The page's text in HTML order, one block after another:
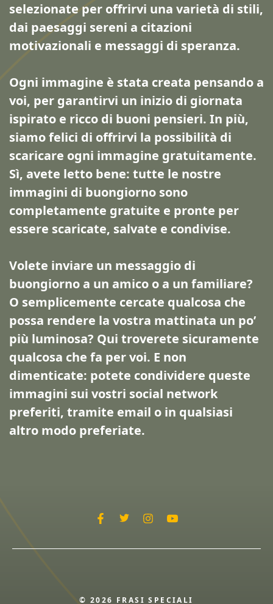
selezionate per offrirvi una varietà di stili,
dai paesaggi sereni a citazioni
motivazionali e messaggi di speranza.
Ogni immagine è stata creata pensando a
voi, per garantirvi un inizio di giornata
ispirato e ricco di buoni pensieri. In più,
siamo felici di offrirvi la possibilità di
scaricare ogni immagine gratuitamente.
Sì, avete letto bene: tutte le nostre
immagini di buongiorno sono
completamente gratuite e pronte per
essere scaricate, salvate e condivise.
Volete inviare un messaggio di
buongiorno a un amico o a un familiare?
O semplicemente cercate qualcosa che
possa rendere la vostra mattinata un po’
più luminosa? Qui troverete sicuramente
qualcosa che fa per voi. E non
dimenticate: potete condividere queste
immagini sui vostri social network
preferiti, tramite email o in qualsiasi
altro modo preferiate.
© 2026 FRASI SPECIALI